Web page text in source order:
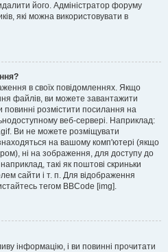
його. Адміністратор форуму
які можна використовувати в
в своїх повідомленнях. Якщо
файлів, ви можете завантажити
розмістити посилання на
веб-сервері. Наприклад:
Ви не можете розміщувати
на вашому комп'ютері (якщо
ні на зображення, для доступу до
такі як поштові скриньки
сайти і т. п. Для відображення
тегом BBCode [img].
інформацію, і ви повинні прочитати